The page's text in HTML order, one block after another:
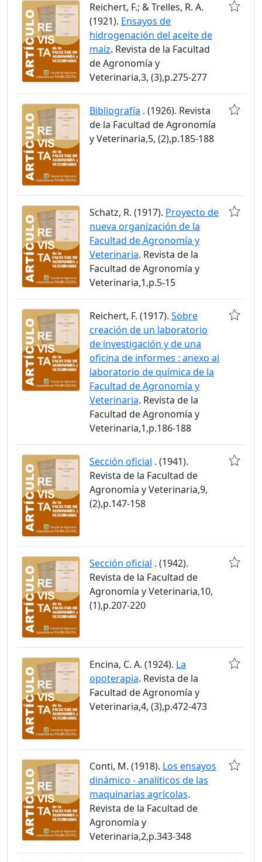
Reichert, F.; & Trelles, R. A.
(1921). Ensayos de
hidrogenación del aceite de
maíz. Revista de la Facultad
de Agronomía y
Veterinaria,3, (3),p.275-277
Bibliografía . (1926). Revista
de la Facultad de Agronomía
y Veterinaria,5, (2),p.185-188
Schatz, R. (1917). Proyecto de
nueva organización de la
Facultad de Agronomía y
Veterinaria. Revista de la
Facultad de Agronomía y
Veterinaria,1,p.5-15
Reichert, F. (1917). Sobre
creación de un laboratorio
de investigación y de una
oficina de informes : anexo al
laboratorio de química de la
Facultad de Agronomía y
Veterinaria. Revista de la
Facultad de Agronomía y
Veterinaria,1,p.186-188
Sección oficial . (1941).
Revista de la Facultad de
Agronomía y Veterinaria,9,
(2),p.147-158
Sección oficial . (1942).
Revista de la Facultad de
Agronomía y Veterinaria,10,
(1),p.207-220
Encina, C. A. (1924). La
opoterapia. Revista de la
Facultad de Agronomía y
Veterinaria,4, (3),p.472-473
Conti, M. (1918). Los ensayos
dinámico - analíticos de las
maquinarias agrícolas.
Revista de la Facultad de
Agronomía y
Veterinaria,2,p.343-348